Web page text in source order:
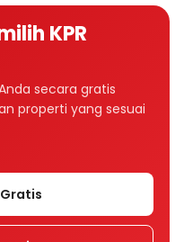
KPR
secara gratis
properti yang sesuai